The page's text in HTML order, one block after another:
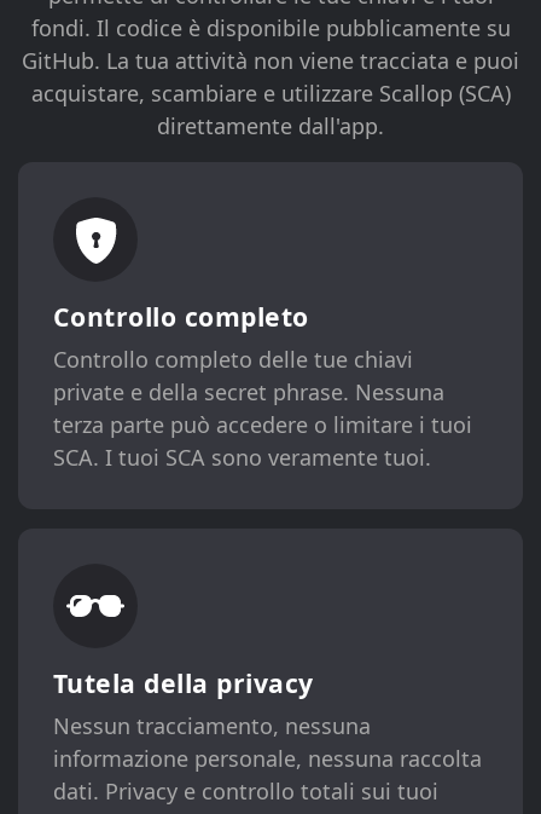
fondi. Il codice è disponibile pubblicamente su
GitHub. La tua attività non viene tracciata e puoi
acquistare, scambiare e utilizzare Scallop (SCA)
direttamente dall'app.
Controllo completo
Controllo completo delle tue chiavi
private e della secret phrase. Nessuna
terza parte può accedere o limitare i tuoi
SCA. I tuoi SCA sono veramente tuoi.
Tutela della privacy
Nessun tracciamento, nessuna
informazione personale, nessuna raccolta
dati. Privacy e controllo totali sui tuoi